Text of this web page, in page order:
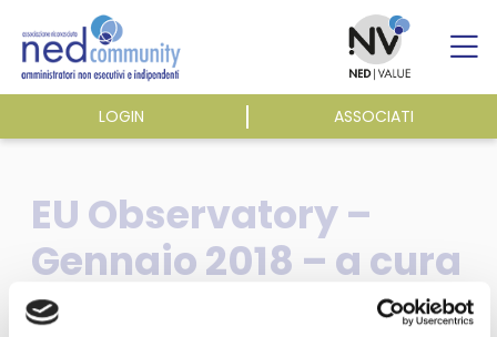
content
LOGIN ASSOCIATI
ASSOCIAZIONE
ATTIVITÀ
EVENTI E NEWS
EU Observatory –
Gennaio 2018 – a cura
di NIKEconsulting